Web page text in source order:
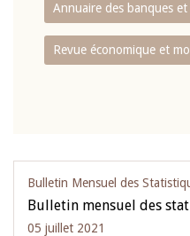
Annuaire des banques
Revue économique et
Bulletin Mensuel des
Bulletin mensuel des
05 juillet 2021